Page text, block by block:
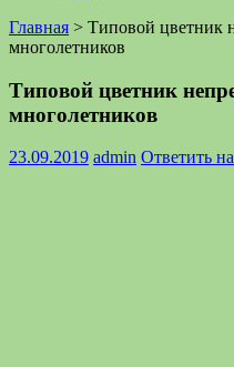
Главная > Типовой цветник
многолетников
Типовой цветник
многолетников
23.09.2019 admin Ответить